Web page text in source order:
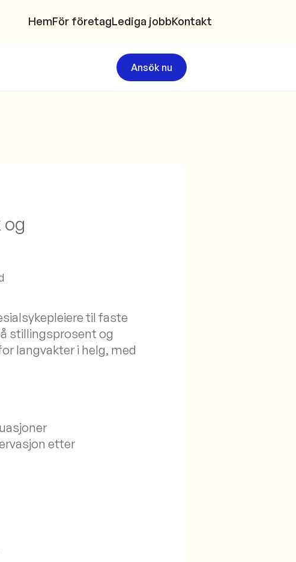
HemFör företagLediga jobbKontakt
Ansök nu
til faste
stillingsprosent og
langvakter i helg, med
etter